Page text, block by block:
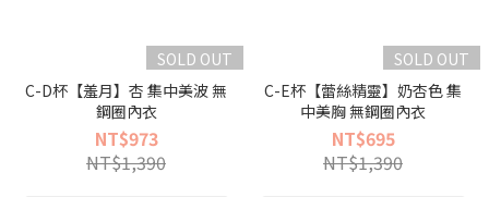
SOLD OUT
C-D杯【羞月】杏 集中美波 無
鋼圈內衣
NT$973
NT$1,390
SOLD OUT
C-E杯【蕾絲精靈】奶杏色 集
中美胸 無鋼圈內衣
NT$695
NT$1,390